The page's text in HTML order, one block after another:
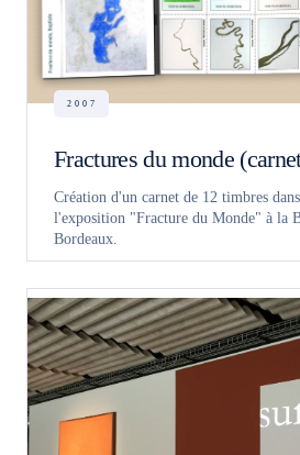
2007
Fractures du monde
Création d'un carnet de 12 timbres
l'exposition "Fracture du Monde" à la
Bordeaux.